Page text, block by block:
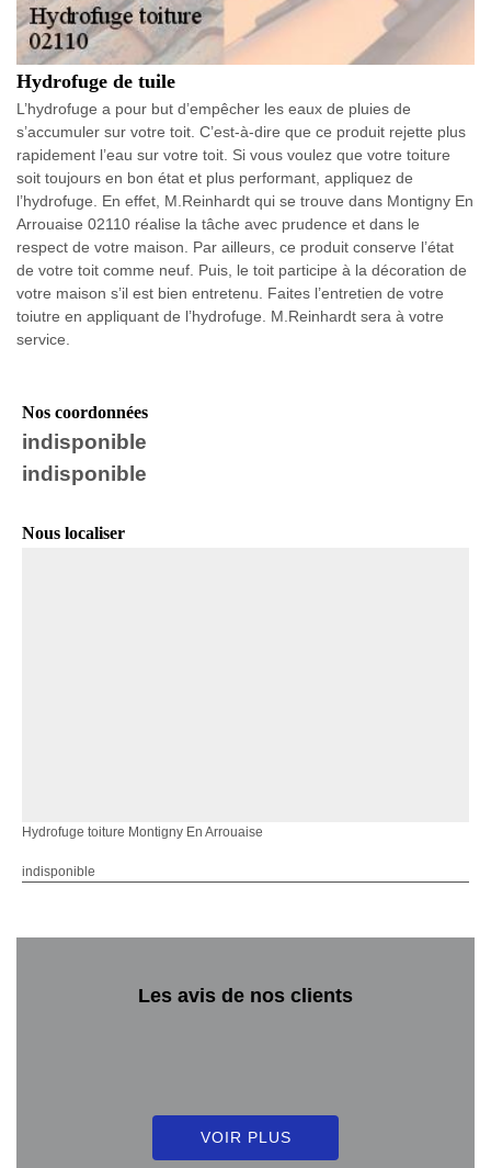
Hydrofuge de tuile
L’hydrofuge a pour but d’empêcher les eaux de pluies de
s’accumuler sur votre toit. C’est-à-dire que ce produit rejette plus
rapidement l’eau sur votre toit. Si vous voulez que votre toiture
soit toujours en bon état et plus performant, appliquez de
l’hydrofuge. En effet, M.Reinhardt qui se trouve dans Montigny En
Arrouaise 02110 réalise la tâche avec prudence et dans le
respect de votre maison. Par ailleurs, ce produit conserve l’état
de votre toit comme neuf. Puis, le toit participe à la décoration de
votre maison s’il est bien entretenu. Faites l’entretien de votre
toiutre en appliquant de l’hydrofuge. M.Reinhardt sera à votre
service.
Nos coordonnées
indisponible
indisponible
Nous localiser
Hydrofuge toiture Montigny En Arrouaise
indisponible
Les avis de nos clients
VOIR PLUS